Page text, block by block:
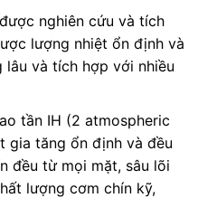
nghiên cứu và tích
lượng nhiệt ổn định và
lâu và tích hợp với nhiều
tần IH (2 atmospheric
gia tăng ổn định và đều
đều từ mọi mặt, sâu lõi
lượng cơm chín kỹ,